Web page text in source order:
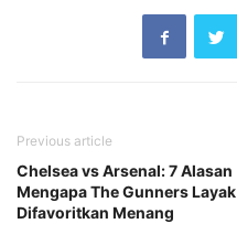
Previous article
Chelsea vs Arsenal: 7 Alasan
Mengapa The Gunners Layak
Difavoritkan Menang